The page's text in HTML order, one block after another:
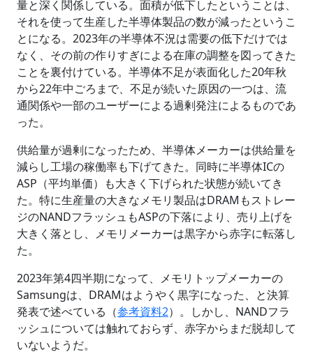
量と深く関係している。面積が低下したということは、
それを使って生産した半導体製品の数が減ったというこ
とになる。2023年の半導体不況は需要の低下だけでは
なく、その前の作りすぎによる在庫の調整を図ってきた
ことを裏付けている。半導体不足が表面化した20年秋
から22年中ごろまで、不足が続いた原因の一つは、流
通関係や一部のユーザーによる過剰発注によるものであ
った。
供給量が過剰になったため、半導体メーカーは供給量を
減らし工場の稼働率も下げてきた。同時に半導体ICの
ASP（平均単価）も大きく下げられた状態が続いてき
た。特に生産量の大きなメモリ製品はDRAMもストレー
ジのNANDフラッシュもASPの下落により、売り上げを
大きく落とし、メモリメーカーは黒字から赤字に転落し
た。
2023年第4四半期になって、メモリトップメーカーの
Samsungは、DRAMはようやく黒字になった、と決算
発表で述べている（参考資料2）。しかし、NANDフラ
ッシュについては触れておらず、赤字からまだ脱却して
いないようだ。